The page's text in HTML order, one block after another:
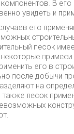
В
увидеть и
его
песок
его в
после добычи
на
песок